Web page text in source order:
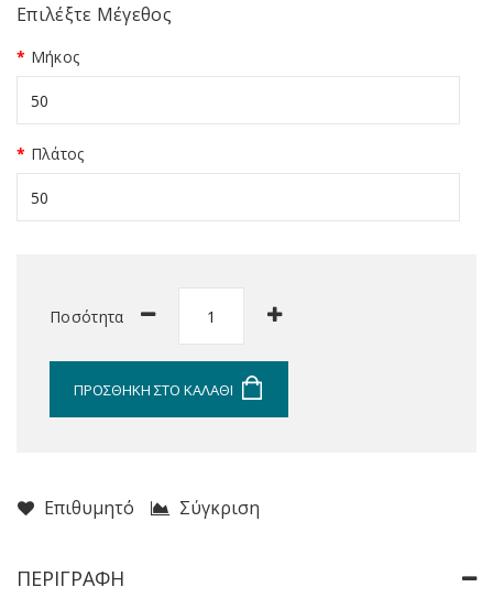
Επιλέξτε Μέγεθος
Μήκος
Πλάτος
Ποσότητα
ΠΡΟΣΘΉΚΗ ΣΤΟ ΚΑΛΆΘΙ
Επιθυμητό Σύγκριση
ΠΕΡΙΓΡΑΦΉ